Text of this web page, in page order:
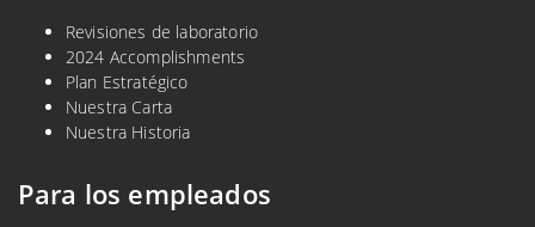
Revisiones de laboratorio
2024 Accomplishments
Plan Estratégico
Nuestra Carta
Nuestra Historia
Para los empleados